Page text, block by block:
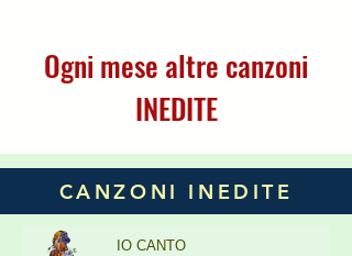
Ogni mese altre canzoni
INEDITE
CANZONI INEDITE
IO CANTO